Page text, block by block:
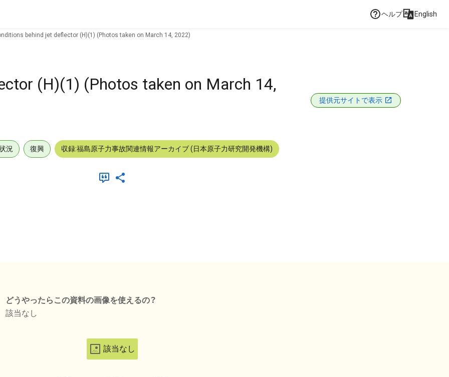
ヘルプ English
behind jet deflector (H)(1) (Photos taken on March 14, 2022)
(H)(1) (Photos taken on March 14,
提供元サイトで表示
況 復興 収録:福島原子力事故関連情報アーカイブ (日本原子力研究開発機構)
どうやったらこの資料の画像を使えるの？
該当なし
該当なし